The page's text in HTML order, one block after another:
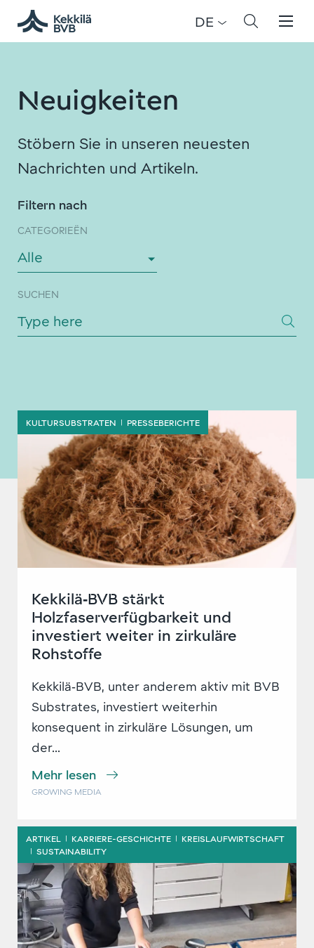
DE
Neuigkeiten
Stöbern Sie in unseren neuesten
Nachrichten und Artikeln.
Filtern nach
CATEGORIEËN
Alle
SUCHEN
Kekkilä‑BVB stärkt
Holzfaserverfügbarkeit und
investiert weiter in zirkuläre
Rohstoffe
Kekkilä‑BVB, unter anderem aktiv mit BVB
Substrates, investiert weiterhin
konsequent in zirkuläre Lösungen, um
der...
Mehr lesen
GROWING MEDIA
KULTURSUBSTRATEN | PRESSEBERICHTE
ARTIKEL | KARRIERE-GESCHICHTE | KREISLAUFWIRTSCHAFT
| SUSTAINABILITY